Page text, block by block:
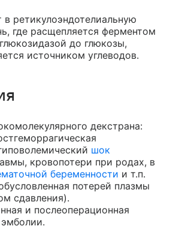
в ретикулоэндотелиальную
где расщепляется ферментом
до глюкозы,
источником углеводов.
декстрана:
шок
кровопотери при родах, в
беременности и т.п.
потерей плазмы
сдавления).
и послеоперационная